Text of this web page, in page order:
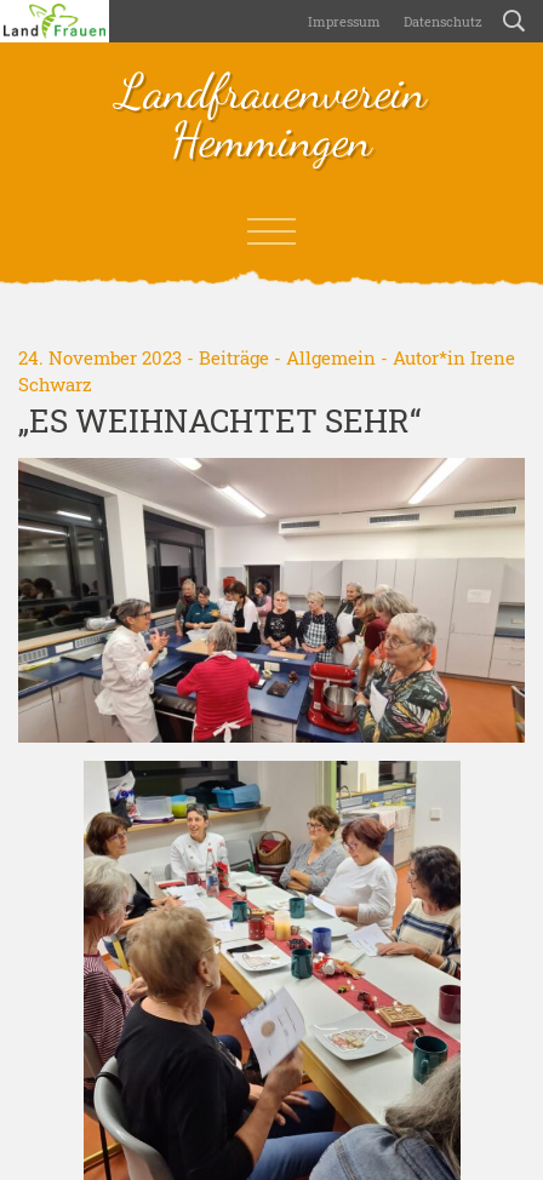
Impressum Datenschutz
Landfrauenverein
Hemmingen
24. November 2023 - Beiträge - Allgemein - Autor*in Irene
Schwarz
„ES WEIHNACHTET SEHR“